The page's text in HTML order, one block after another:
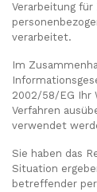
Verarbeitung
verarbeitet.
Im
2002/58/EG Ihr
Verfahren
verwendet
Sie haben das
Situation
betreffender